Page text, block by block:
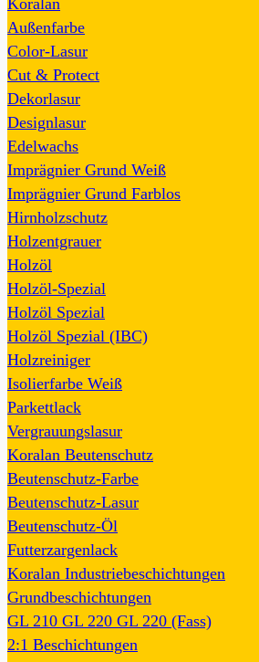
Koralan
Außenfarbe
Color-Lasur
Cut & Protect
Dekorlasur
Designlasur
Edelwachs
Imprägnier Grund Weiß
Imprägnier Grund Farblos
Hirnholzschutz
Holzentgrauer
Holzöl
Holzöl-Spezial
Holzöl Spezial
Holzöl Spezial (IBC)
Holzreiniger
Isolierfarbe Weiß
Parkettlack
Vergrauungslasur
Koralan Beutenschutz
Beutenschutz-Farbe
Beutenschutz-Lasur
Beutenschutz-Öl
Futterzargenlack
Koralan Industriebeschichtungen
Grundbeschichtungen
GL 210 GL 220 GL 220 (Fass)
2:1 Beschichtungen